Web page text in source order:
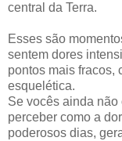
central da Terra.
Esses são
sentem dores
pontos mais fracos,
esquelética.
Se vocês ainda não
perceber como a
poderosos dias,